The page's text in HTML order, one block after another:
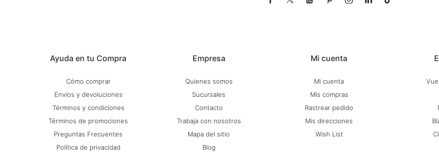
Ayuda en tu Compra
Cómo comprar
Envíos y devoluciones
Términos y condiciones
Términos de promociones
Preguntas Frecuentes
Política de privacidad
Empresa
Quienes somos
Sucursales
Contacto
Trabaja con nosotros
Mapa del sitio
Blog
Mi cuenta
Mi cuenta
Mis compras
Rastrear pedido
Mis direcciones
Wish List